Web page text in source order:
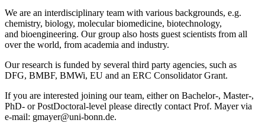
We are an interdisciplinary team with various backgrounds, e.g.
chemistry, biology, molecular biomedicine, biotechnology,
and bioengineering. Our group also hosts guest scientists from all
over the world, from academia and industry.
Our research is funded by several third party agencies, such as
DFG, BMBF, BMWi, EU and an ERC Consolidator Grant.
If you are interested joining our team, either on Bachelor-, Master-,
PhD- or PostDoctoral-level please directly contact Prof. Mayer via
e-mail: gmayer@uni-bonn.de.